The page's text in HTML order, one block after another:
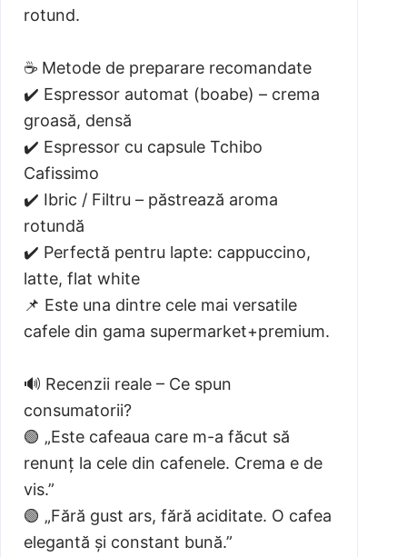
rotund.
☕ Metode de preparare recomandate
✔️ Espressor automat (boabe) – crema
groasă, densă
✔️ Espressor cu capsule Tchibo
Cafissimo
✔️ Ibric / Filtru – păstrează aroma
rotundă
✔️ Perfectă pentru lapte: cappuccino,
latte, flat white
📌 Este una dintre cele mai versatile
cafele din gama supermarket+premium.
🔊 Recenzii reale – Ce spun
consumatorii?
🟢 „Este cafeaua care m-a făcut să
renunț la cele din cafenele. Crema e de
vis.”
🟢 „Fără gust ars, fără aciditate. O cafea
elegantă și constant bună.”